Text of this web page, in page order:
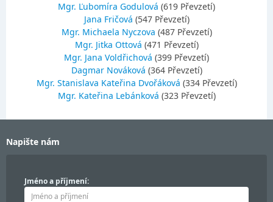
Mgr. Ľubomíra Godulová (619 Převzetí)
Jana Fričová (547 Převzetí)
Mgr. Michaela Nyczova (487 Převzetí)
Mgr. Jitka Ottová (471 Převzetí)
Mgr. Jana Voldřichová (399 Převzetí)
Dagmar Nováková (364 Převzetí)
Mgr. Stanislava Kateřina Dvořáková (334 Převzetí)
Mgr. Kateřina Lebánková (323 Převzetí)
Napište nám
Jméno a příjmení: